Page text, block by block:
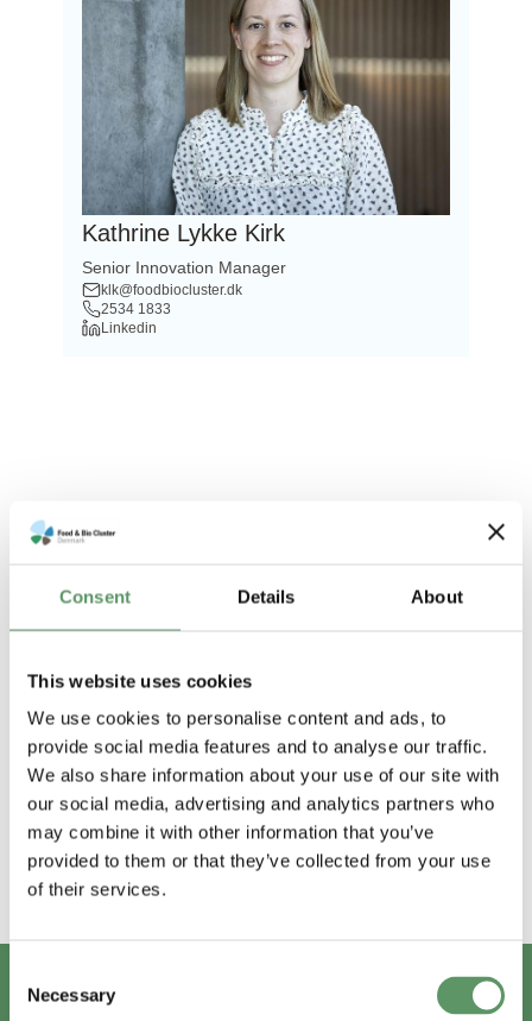
Consent Details About
This website uses cookies
We use cookies to personalise content and ads, to
provide social media features and to analyse our traffic.
We also share information about your use of our site with
our social media, advertising and analytics partners who
may combine it with other information that you’ve
provided to them or that they’ve collected from your use
of their services.
Selection
Necessary
Kathrine Lykke Kirk
Senior Innovation Manager
klk@foodbiocluster.dk
2534 1833
Linkedin